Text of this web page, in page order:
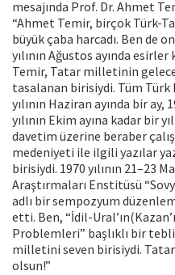
mesajında Prof. Dr. Ahmet
“Ahmet Temir, birçok Türk-
büyük çaba harcadı. Ben de
yılının Ağustos ayında
Temir, Tatar milletinin
tasalanan birisiydi. Tüm Türk
yılının Haziran ayında bir ay,
yılının Ekim ayına kadar bir
davetim üzerine beraber
medeniyeti ile ilgili yazılar
birisiydi. 1970 yılının 21–23
Araştırmaları Enstitüsü
adlı bir sempozyum
etti. Ben, “İdil-
Problemleri” başlıklı bir
milletini seven birisiydi.
olsun!”